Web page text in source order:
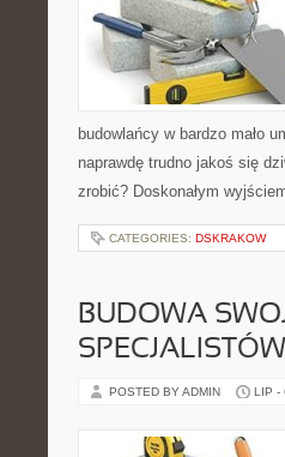
budowlańcy w bardzo mało
naprawdę trudno jakoś się
zrobić? Doskonałym
CATEGORIES: DSKRAKOW
BUDOWA
SPECJALISTÓW
POSTED BY ADMIN LIP -